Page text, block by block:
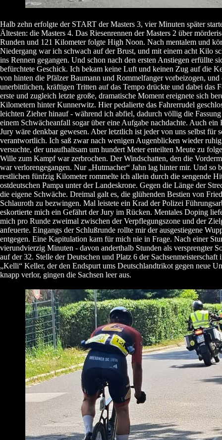
Halb zehn erfolgte der START der Masters 3, vier Minuten später
Ältesten: die Masters 4. Das Riesenrennen der Masters 2 über
Runden und 121 Kilometer folgte High Noon. Nach mentalem und
Niedergang war ich schwach auf der Brust, und mit einem acht Kilo
ins Rennen gegangen. Und schon nach den ersten Anstiegen erfüllte
befürchtete Geschick. Ich bekam keine Luft und keinen Zug auf die
von hinten die Pfälzer Baumann und Rommelfanger vorbeizogen, und
unerbittlichen, kräftigen Tritten auf das Tempo drückte und dabei das
erste und zugleich letzte große, dramatische Moment ereignete sich
Kilometern hinter Kunnerwitz. Hier pedalierte das Fahrerrudel
leichten Zieher hinauf - während ich abfiel, dadurch völlig die
einem Schwächeanfall sogar über eine Aufgabe nachdachte. Auch ein
Jury wäre denkbar gewesen. Aber letztlich ist jeder von uns selbst für
verantwortlich. Ich saß zwar nach wenigen Augenblicken wieder
versuchte, der unaufhaltsam um hundert Meter enteilten Meute zu
Wille zum Kampf war zerbrochen. Der Windschatten, den die
war verlorengegangen. Nur „Hutmacher“ Jahn lag hinter mir. Und so
restlichen fünfzig Kilometer rommelte ich allein durch die sengende
ostdeutschen Pampa unter der Landeskrone. Gegen die Länge der
die eigene Schwäche. Dreimal galt es, die glühenden Bestien von
Schlauroth zu bezwingen. Mal leistete ein Krad der Polizei
eskortierte mich ein Gefährt der Jury im Rücken. Mentales Doping
mich pro Runde zweimal zwischen der Verpflegungszone und der
anfeuerte. Eingangs der Schlußrunde rollte mir der ausgestiegene
entgegen. Eine Kapitulation kam für mich nie in Frage. Nach einer
vierundvierzig Minuten - davon anderthalb Stunden als versprengter
auf der 32. Stelle der Deutschen und Platz 6 der
„Kelli“ Keller, der den Endspurt ums Deutschlandtrikot gegen neue
knapp verlor, gingen die Sachsen leer aus.